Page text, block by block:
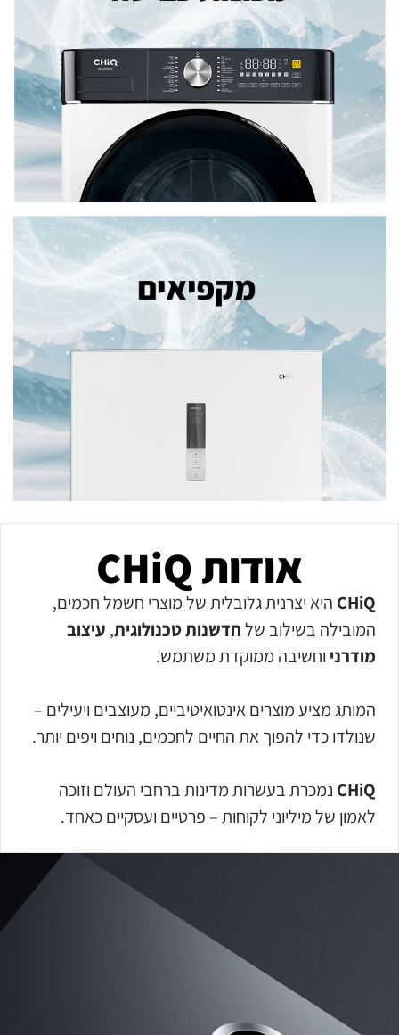
אודות CHiQ
CHiQ היא יצרנית גלובלית של מוצרי חשמל חכמים,
המובילה בשילוב שלחדשנות טכנולוגית, עיצוב
מודרני וחשיבה ממוקדת משתמש.
המותג מציע מוצרים אינטואיטיביים, מעוצבים ויעילים –
שנולדו כדי להפוך את החיים לחכמים, נוחים ויפים יותר.
CHiQ נמכרת בעשרות מדינות ברחבי העולם וזוכה
לאמון של מיליוני לקוחות – פרטיים ועסקיים כאחד.